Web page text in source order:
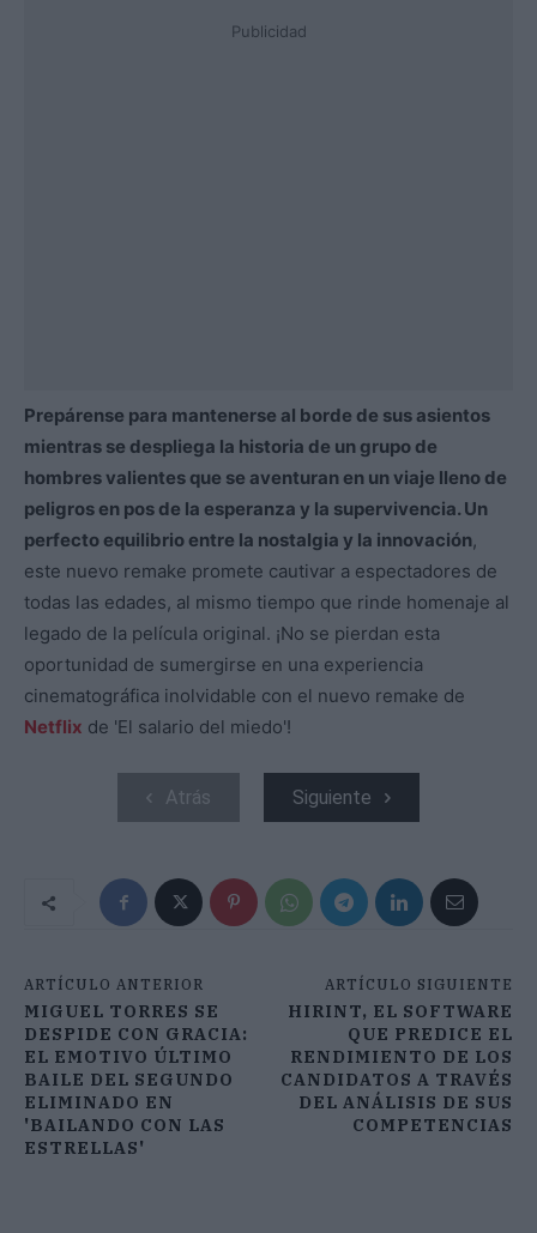
Publicidad
Prepárense para mantenerse al borde de sus asientos
mientras se despliega la historia de un grupo de
hombres valientes que se aventuran en un viaje lleno de
peligros en pos de la esperanza y la supervivencia. Un
perfecto equilibrio entre la nostalgia y la innovación,
este nuevo remake promete cautivar a espectadores de
todas las edades, al mismo tiempo que rinde homenaje al
legado de la película original. ¡No se pierdan esta
oportunidad de sumergirse en una experiencia
cinematográfica inolvidable con el nuevo remake de
Netflix de 'El salario del miedo'!
Atrás Siguiente
ARTÍCULO ANTERIOR
MIGUEL TORRES SE
DESPIDE CON GRACIA:
EL EMOTIVO ÚLTIMO
BAILE DEL SEGUNDO
ELIMINADO EN
'BAILANDO CON LAS
ESTRELLAS'
ARTÍCULO SIGUIENTE
HIRINT, EL SOFTWARE
QUE PREDICE EL
RENDIMIENTO DE LOS
CANDIDATOS A TRAVÉS
DEL ANÁLISIS DE SUS
COMPETENCIAS